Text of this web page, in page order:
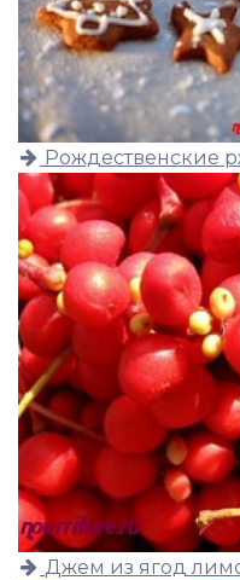
Рождественские
Джем из ягод